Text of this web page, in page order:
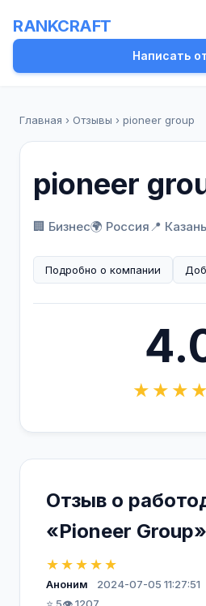
RANKCRAFT
Написать
Главная › Отзывы › pioneer group
pioneer
🏢 Бизнес🌍 Россия📍 Казань
Подробно о компании
Отзыв о
«Pioneer Group»
★★★★★
Аноним
2024-07-05 11:27:51